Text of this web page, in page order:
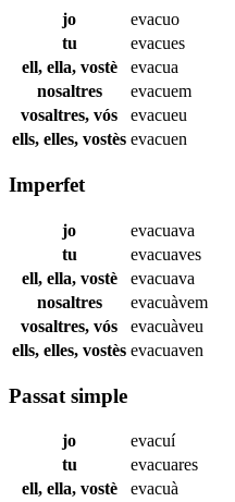
jo
evacuo
tu
evacues
ell, ella, vostè
evacua
nosaltres
evacuem
vosaltres, vós
evacueu
ells, elles, vostès evacuen
Imperfet
jo
evacuava
tu
evacuaves
ell, ella, vostè
evacuava
nosaltres
evacuàvem
vosaltres, vós
evacuàveu
ells, elles, vostès evacuaven
Passat simple
jo
evacuí
tu
evacuares
ell, ella, vostè
evacuà